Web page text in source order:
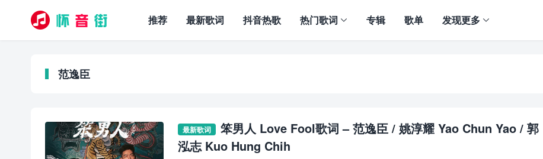
推荐 最新歌词 抖音热歌 热门歌词 专辑 歌单 发现更多
范逸臣
最新歌词
笨男人 Love Fool歌词 – 范逸臣 / 姚淳耀 Yao Chun Yao / 郭
泓志 Kuo Hung Chih